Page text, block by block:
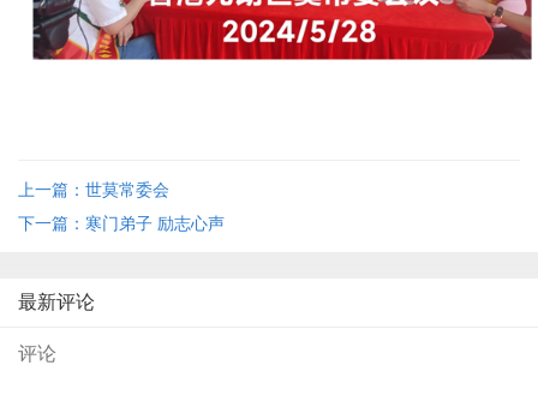
上一篇：世莫常委会
下一篇：寒门弟子 励志心声
最新评论